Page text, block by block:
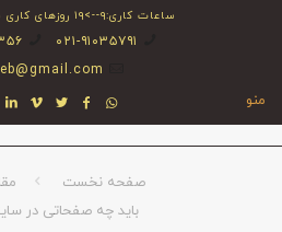
ساعات کاری:۹-->۱۹ روزهای کاری شنبه --> ۴شنبه
۰۲۱-۹۱۰۳۵۷۹۱
منو
صفحه نخست
باید چه صفحاتی در